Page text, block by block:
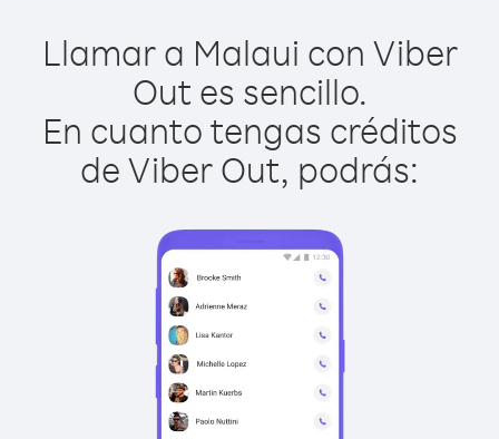
Llamar a Malaui con Viber
Out es sencillo.
En cuanto tengas créditos
de Viber Out, podrás: